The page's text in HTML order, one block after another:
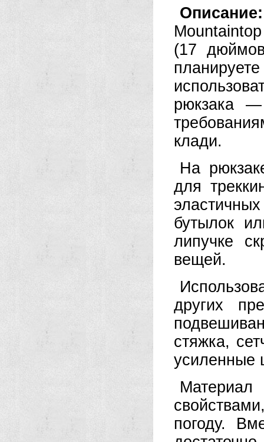
(17
рюкзака
клади.
На
для
бутылок
липучке
вещей.
других
стяжка,
усиленные
погоду.